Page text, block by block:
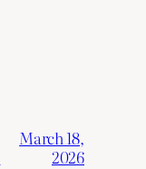
March 18,
2026